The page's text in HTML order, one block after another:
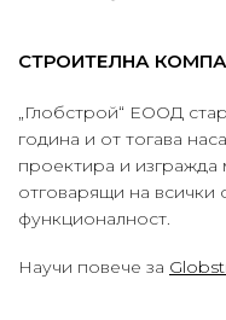
СТРОИТЕЛНА
„Глобстрой“ ЕООД
година и от тогава
проектира и
отговарящи на всички
функционалност.
Научи повече за